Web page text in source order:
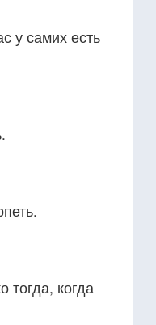
у самих есть
тогда, когда